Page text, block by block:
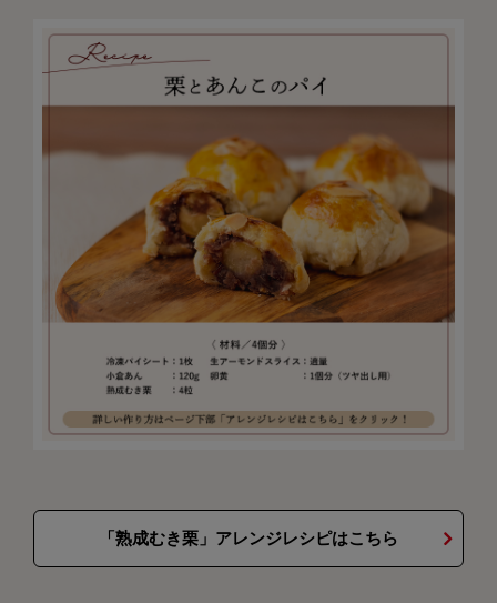
「熟成むき栗」アレンジレシピはこちら